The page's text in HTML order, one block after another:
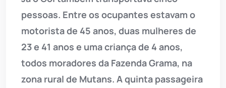
pessoas. Entre os ocupantes estavam o
motorista de 45 anos, duas mulheres de
23 e 41 anos e uma criança de 4 anos,
todos moradores da Fazenda Grama, na
zona rural de Mutans. A quinta passageira